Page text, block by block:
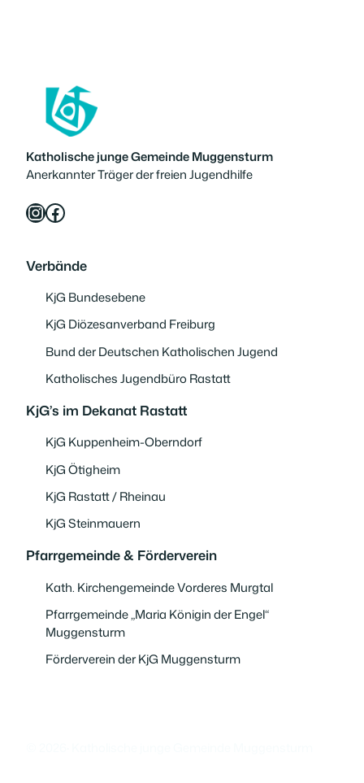
Katholische junge Gemeinde Muggensturm
Anerkannter Träger der freien Jugendhilfe
InstagramFacebook
Verbände
KjG Bundesebene
KjG Diözesanverband Freiburg
Bund der Deutschen Katholischen Jugend
Katholisches Jugendbüro Rastatt
KjG’s im Dekanat Rastatt
KjG Kuppenheim-Oberndorf
KjG Ötigheim
KjG Rastatt / Rheinau
KjG Steinmauern
Pfarrgemeinde & Förderverein
Kath. Kirchengemeinde Vorderes Murgtal
Pfarrgemeinde „Maria Königin der Engel“
Muggensturm
Förderverein der KjG Muggensturm